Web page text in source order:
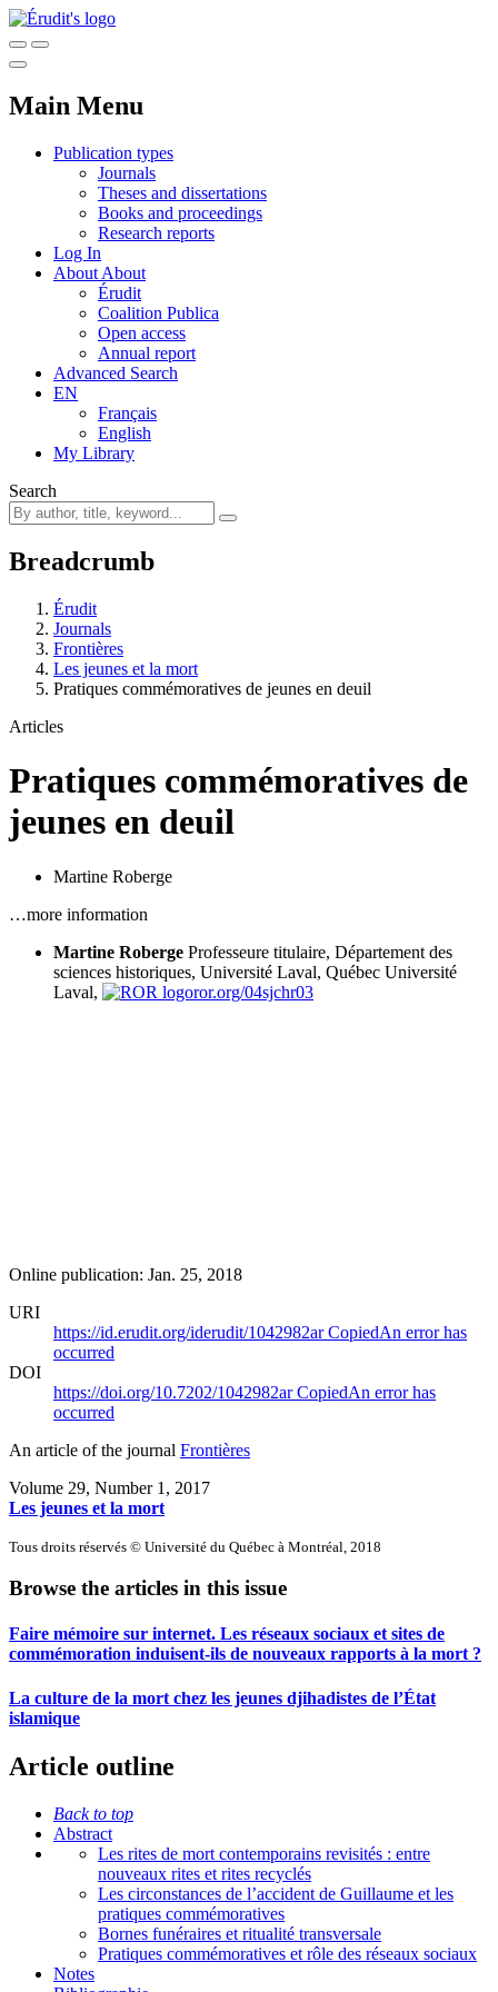
Main Menu
Publication types
Journals
Theses and dissertations
Books and proceedings
Research reports
Log In
About About
Érudit
Coalition Publica
Open access
Annual report
Advanced Search
EN
Français
English
My Library
Search
Breadcrumb
Érudit
Journals
Frontières
Les jeunes et la mort
Pratiques commémoratives de jeunes en deuil
Articles
Pratiques commémoratives de
jeunes en deuil
Martine Roberge
…more information
Martine Roberge Professeure titulaire, Département des
sciences historiques, Université Laval, Québec Université
Laval,
ror.org/04sjchr03
Online publication: Jan. 25, 2018
URI
https://id.erudit.org/iderudit/1042982arCopiedAn error has
occurred
DOI
https://doi.org/10.7202/1042982arCopiedAn error has
occurred
An article of the journal Frontières
Volume 29, Number 1, 2017
Les jeunes et la mort
Tous droits réservés © Université du Québec à Montréal, 2018
Browse the articles in this issue
Faire mémoire sur internet. Les réseaux sociaux et sites de
commémoration induisent-ils de nouveaux rapports à la mort ?
La culture de la mort chez les jeunes djihadistes de l’État
islamique
Article outline
Back to top
Abstract
Les rites de mort contemporains revisités : entre
nouveaux rites et rites recyclés
Les circonstances de l’accident de Guillaume et les
pratiques commémoratives
Bornes funéraires et ritualité transversale
Pratiques commémoratives et rôle des réseaux sociaux
Notes